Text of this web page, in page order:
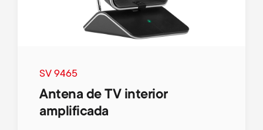
SV 9465
Antena de TV interior
amplificada